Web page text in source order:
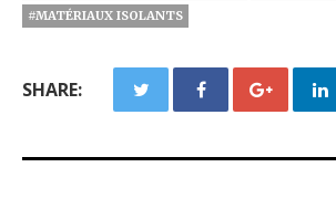
#MATÉRIAUX ISOLANTS
SHARE: